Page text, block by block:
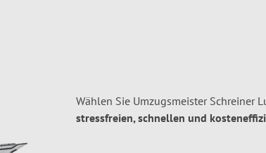
Wählen Sie Umzugsmeister Schreiner
stressfreien, schnellen und